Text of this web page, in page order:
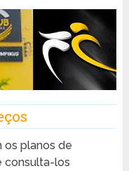
planos de
consulta-los